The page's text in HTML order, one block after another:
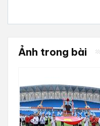
Ảnh trong bài